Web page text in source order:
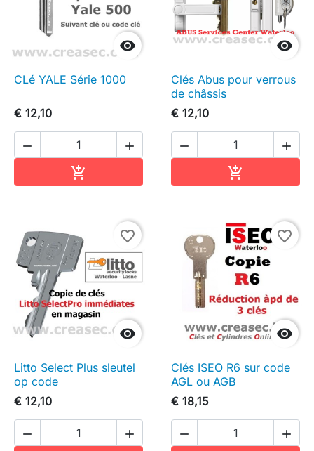

CLé YALE Série 1000
€ 12,10
 


Clés Abus pour verrous
de châssis
€ 12,10
 


favorite_border
Litto Select Plus sleutel
op code
€ 12,10
 

favorite_border
Clés ISEO R6 sur code
AGL ou AGB
€ 18,15
 